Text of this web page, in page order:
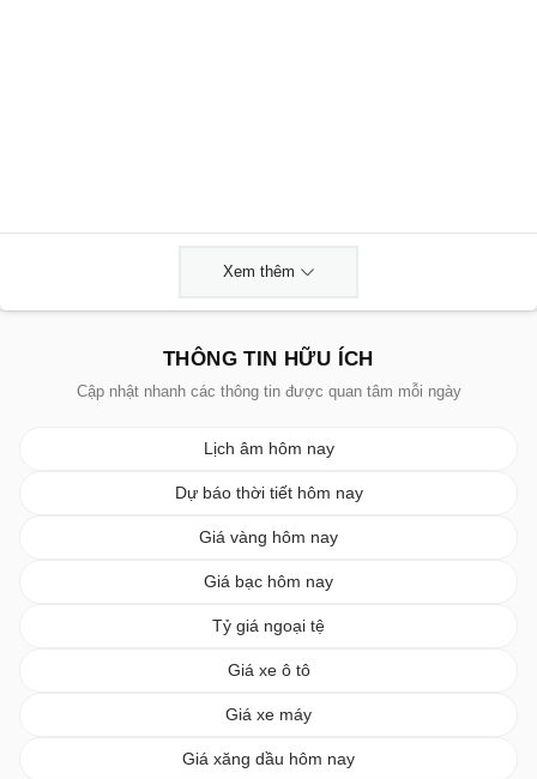
Xem thêm
THÔNG TIN HỮU ÍCH
Cập nhật nhanh các thông tin được quan tâm mỗi ngày
Lịch âm hôm nay
Dự báo thời tiết hôm nay
Giá vàng hôm nay
Giá bạc hôm nay
Tỷ giá ngoại tệ
Giá xe ô tô
Giá xe máy
Giá xăng dầu hôm nay